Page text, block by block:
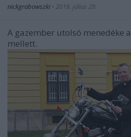
nickgrabowszki • 2019. július 29.
A gazember utolsó menedéke
mellett.